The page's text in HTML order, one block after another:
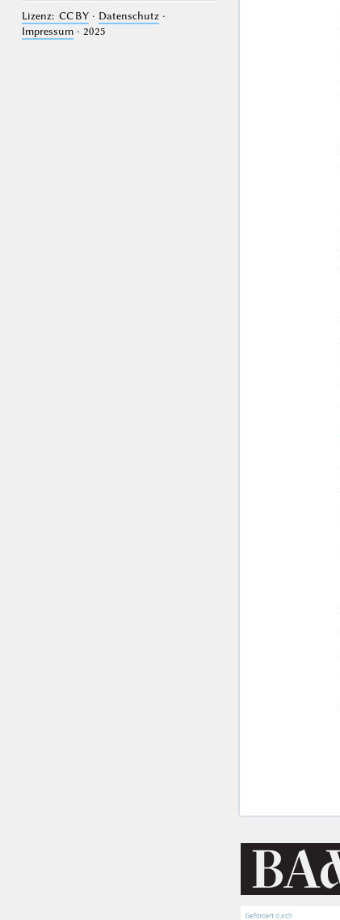
Lizenz: CC BY· Datenschutz·
Impressum· 2025